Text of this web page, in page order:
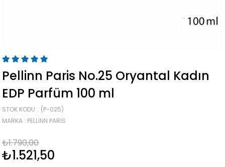
Pellinn Paris No.25 Oryantal Kadın
EDP Parfüm 100 ml
STOK KODU
(P-025)
MARKA : PELLINN PARIS
₺1.790,00
₺1.521,50